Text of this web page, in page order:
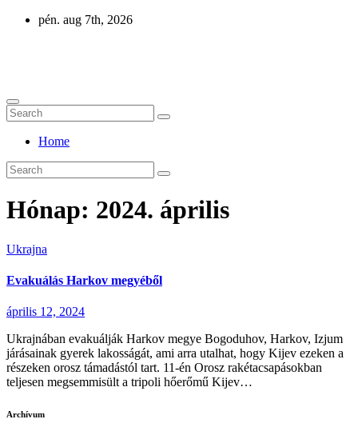
Skip
pén. aug 7th, 2026
Home
Hónap: 2024. április
Ukrajna
Evakuálás Harkov megyéből
április 12, 2024
Ukrajnában evakuálják Harkov megye Bogoduhov, Harkov, Izjum
járásainak gyerek lakosságát, ami arra utalhat, hogy Kijev ezeken a
részeken orosz támadástól tart. 11-én Orosz rakétacsapásokban
teljesen megsemmisült a tripoli hőerőmű Kijev…
Archívum